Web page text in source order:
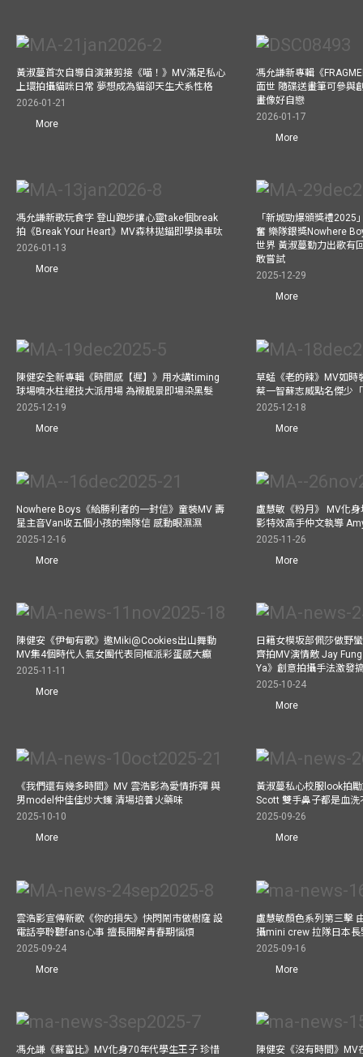
黃淑蔓首次自導自演兼剪接《喵！》MV滿足私心
上環拍攝貓咪日常 夢想成為貓卻天生犬系性格
2026-01-21
More
馮允謙新專輯《
面世 隨碟送畫筆可參與
畫像好自戀
2026-01-17
More
馮允謙新歌玩食字 登山跑步讓心靈take個break
拍《Break Your Heart》MV森林拋錨即學換車呔
2026-01-13
More
「新城勁爆頒獎禮2025
奮 樂隊銀獎Nowhere
世界 黃淑蔓勤力出歌有
敢嘗試
2025-12-29
More
陳健安全新專輯《時間感【遲】》用水講timing
球場噴水柱絕技大派用場 為襯靚景即場染黑髮
2025-12-19
More
草蜢《老的辣》MV如時
蔡一智蘇志威點名傑少
2025-12-18
More
Nowhere Boys《給勝利者的一封信》童裝MV 壽
星主音Van收五個小孩的樂隊信 感動眼濕濕
2025-12-16
More
盧慧敏《粉月》 MV化
影特效高手仲文執導
2025-11-26
More
陳健安《伊甸有歌》邀Miki@Cookies出山舞動
MV集4個時代人氣女團代表同框派彩蛋感大癲
2025-11-11
More
日籍女模坂部佩莎做野
齊拍MV演情敵 Jay
Ya》創意拍攝手法激發
2025-10-24
More
《我們還有幾多時間》MV 雲浩影為愛情拆彈 與
男model仲佳佳炒大鑊 清場培養火藥味
2025-10-10
More
黃淑蔓私心校服look拍
Scott 雙手鼻子都是血洗
2025-09-26
More
雲浩影宣傳新歌《你的損失》快閃鬧市做樹窿 設
電話亭聆聽fans心事 擅長開解青春期惱煩
2025-09-24
More
盧慧敏顏色系列第三擊
攝mini crew 拉隊日本長
2025-09-16
More
馮允謙《蘇富比》MV化身70年代學生王子 珍惜
陳健安《沒有時間》